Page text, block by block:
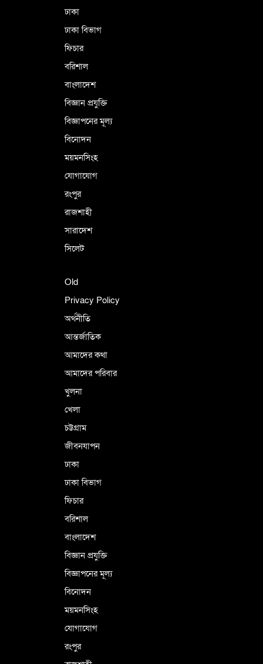
ঢাকা
ঢাকা বিভাগ
ফিচার
বরিশাল
বাংলাদেশ
বিজ্ঞান প্রযুক্তি
বিজ্ঞাপনের মূল্য
বিনোদন
ময়মনসিংহ
যোগাযোগ
রংপুর
রাজশাহী
সারাদেশ
সিলেট
Old
Privacy Policy
অর্থনীতি
আন্তর্জাতিক
আমাদের কথা
আমাদের পরিবার
খুলনা
খেলা
চট্টগ্রাম
জীবনযাপন
ঢাকা
ঢাকা বিভাগ
ফিচার
বরিশাল
বাংলাদেশ
বিজ্ঞান প্রযুক্তি
বিজ্ঞাপনের মূল্য
বিনোদন
ময়মনসিংহ
যোগাযোগ
রংপুর